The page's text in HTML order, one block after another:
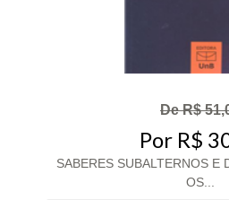
De R$
Por R$
SABERES SUBALTERNOS E
OS...